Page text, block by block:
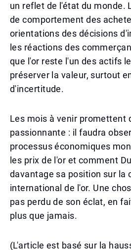
un reflet de l'état du monde.
de comportement des
orientations des décisions
les réactions des
que l'or reste l'un des actifs
préserver la valeur, surtout
d'incertitude.
Les mois à venir promettent
passionnante : il faudra
processus économiques
les prix de l'or et comment
davantage sa position sur la
international de l'or. Une
pas perdu de son éclat, en
plus que jamais.
(L'article est basé sur la